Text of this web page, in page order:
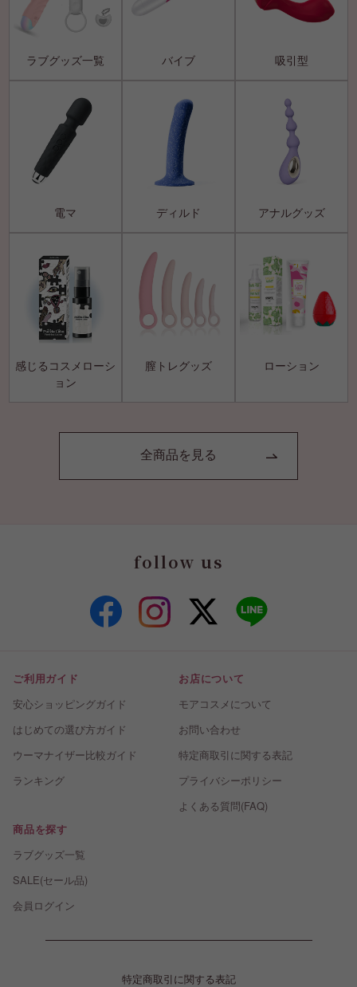
ラブグッズ一覧 バイブ 吸引型
電マ ディルド アナルグッズ
感じるコスメローシ
ョン
膣トレグッズ ローション
全商品を見る
follow us
ご利用ガイド
安心ショッピングガイド
はじめての選び方ガイド
ウーマナイザー比較ガイド
ランキング
お店について
モアコスメについて
お問い合わせ
特定商取引に関する表記
プライバシーポリシー
よくある質問(FAQ)
商品を探す
ラブグッズ一覧
SALE(セール品)
会員ログイン
特定商取引に関する表記